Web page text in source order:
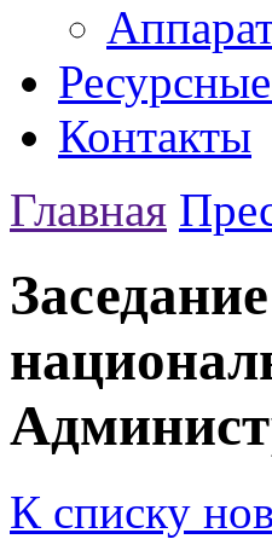
Контакты
Главная
К списку